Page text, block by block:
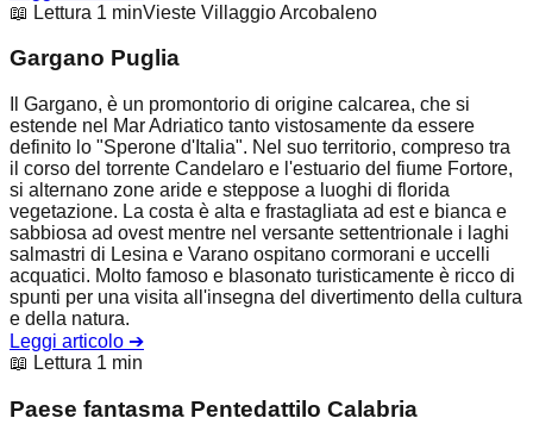
📖 Lettura 1 minVieste Villaggio Arcobaleno
Gargano Puglia
Il Gargano, è un promontorio di origine calcarea, che si
estende nel Mar Adriatico tanto vistosamente da essere
definito lo "Sperone d'Italia". Nel suo territorio, compreso tra
il corso del torrente Candelaro e l'estuario del fiume Fortore,
si alternano zone aride e steppose a luoghi di florida
vegetazione. La costa è alta e frastagliata ad est e bianca e
sabbiosa ad ovest mentre nel versante settentrionale i laghi
salmastri di Lesina e Varano ospitano cormorani e uccelli
acquatici. Molto famoso e blasonato turisticamente è ricco di
spunti per una visita all'insegna del divertimento della cultura
e della natura.
Leggi articolo ➔
📖 Lettura 1 min
Paese fantasma Pentedattilo Calabria